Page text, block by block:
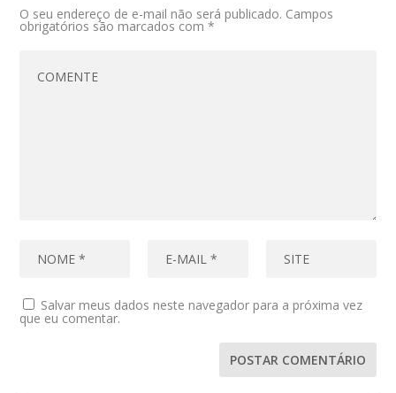
O seu endereço de e-mail não será publicado. Campos
obrigatórios são marcados com*
Salvar meus dados neste navegador para a próxima vez
que eu comentar.